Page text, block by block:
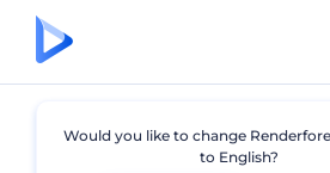
Bien-être
Would you like to change
to English?